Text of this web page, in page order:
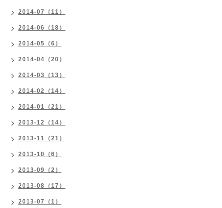
2014-07（11）
2014-06（18）
2014-05（6）
2014-04（20）
2014-03（13）
2014-02（14）
2014-01（21）
2013-12（14）
2013-11（21）
2013-10（6）
2013-09（2）
2013-08（17）
2013-07（1）